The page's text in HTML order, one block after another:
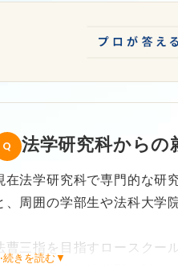
法学研究科からの
在法学研究科で専門的な研
、周囲の学部生や法科大学
曹三指を目指すロースクー
きを読む▼